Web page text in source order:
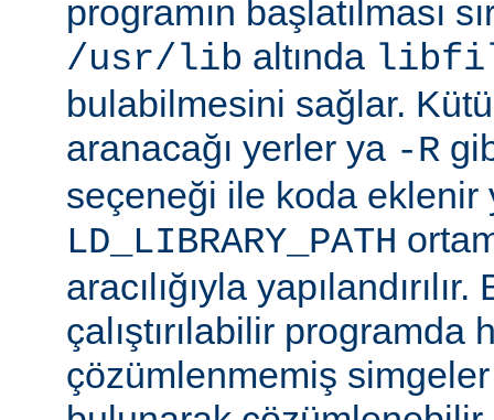
programın başlatılması
/usr/lib altında
bulabilmesini sağlar.
aranacağı yerler ya -R
seçeneği ile koda eklenir
LD_LIBRARY_PATH
aracılığıyla
çalıştırılabilir programda
çözümlenmemiş